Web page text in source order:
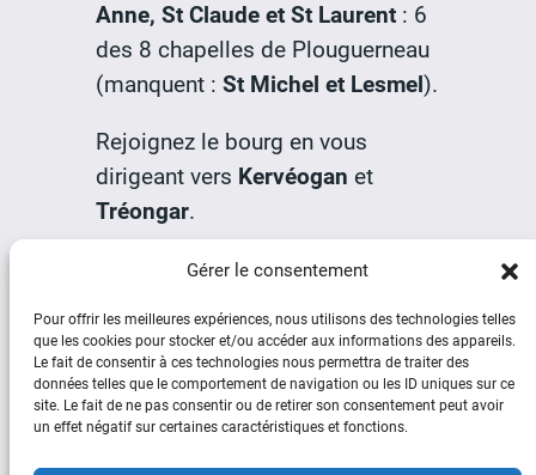
Gérer le consentement
Pour offrir les meilleures expériences, nous utilisons des technologies telles
que les cookies pour stocker et/ou accéder aux informations des appareils.
Le fait de consentir à ces technologies nous permettra de traiter des
données telles que le comportement de navigation ou les ID uniques sur ce
site. Le fait de ne pas consentir ou de retirer son consentement peut avoir
un effet négatif sur certaines caractéristiques et fonctions.
Anne, St Claude et St Laurent: 6
des 8 chapelles de Plouguerneau
(manquent : St Michel et Lesmel).
Rejoignez le bourg en vous
dirigeant vers Kervéogan et
Tréongar.